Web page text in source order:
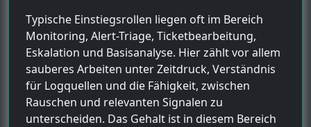
Typische Einstiegsrollen liegen oft im Bereich
Monitoring, Alert-Triage, Ticketbearbeitung,
Eskalation und Basisanalyse. Hier zählt vor allem
sauberes Arbeiten unter Zeitdruck, Verständnis
für Logquellen und die Fähigkeit, zwischen
Rauschen und relevanten Signalen zu
unterscheiden. Das Gehalt ist in diesem Bereich